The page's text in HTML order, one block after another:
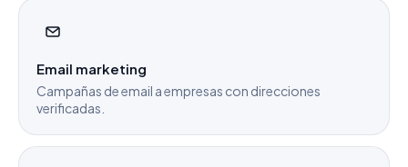
Email marketing
Campañas de email a empresas con direcciones
verificadas.